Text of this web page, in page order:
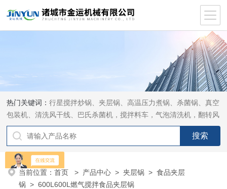
热门关键词：行星搅拌炒锅、夹层锅、高温压力煮锅、杀菌锅、真空
包装机、清洗风干线、巴氏杀菌机，搅拌料车，气泡清洗机，翻转风
干机
当前位置：首页 > 产品中心 >夹层锅 >食品夹层
锅 > 600L600L燃气搅拌食品夹层锅